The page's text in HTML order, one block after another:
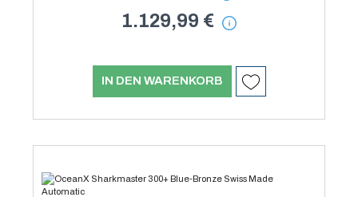
1.129,99 €
IN DEN WARENKORB